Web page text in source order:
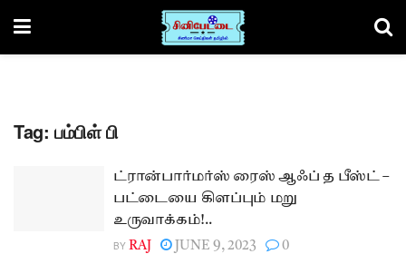
Tag: பம்பிள் பி
ட்ரான்பார்மர்ஸ் ரைஸ் ஆஃப் த பீஸ்ட் –
பட்டையை கிளப்பும் மறு
உருவாக்கம்!..
BY RAJ JUNE 9, 2023 0